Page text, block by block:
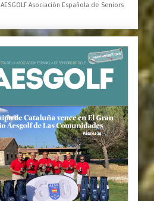
AESGOLF Asociación Española de Seniors